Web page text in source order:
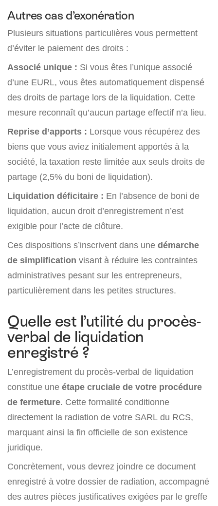
Autres cas d’exonération
Plusieurs situations particulières vous permettent
d’éviter le paiement des droits :
Associé unique : Si vous êtes l’unique associé
d’une EURL, vous êtes automatiquement dispensé
des droits de partage lors de la liquidation. Cette
mesure reconnaît qu’aucun partage effectif n’a lieu.
Reprise d’apports : Lorsque vous récupérez des
biens que vous aviez initialement apportés à la
société, la taxation reste limitée aux seuls droits de
partage (2,5% du boni de liquidation).
Liquidation déficitaire : En l’absence de boni de
liquidation, aucun droit d’enregistrement n’est
exigible pour l’acte de clôture.
Ces dispositions s’inscrivent dans une démarche
de simplification visant à réduire les contraintes
administratives pesant sur les entrepreneurs,
particulièrement dans les petites structures.
Quelle est l’utilité du procès-
verbal de liquidation
enregistré ?
L’enregistrement du procès-verbal de liquidation
constitue une étape cruciale de votre procédure
de fermeture. Cette formalité conditionne
directement la radiation de votre SARL du RCS,
marquant ainsi la fin officielle de son existence
juridique.
Concrètement, vous devrez joindre ce document
enregistré à votre dossier de radiation, accompagné
des autres pièces justificatives exigées par le greffe